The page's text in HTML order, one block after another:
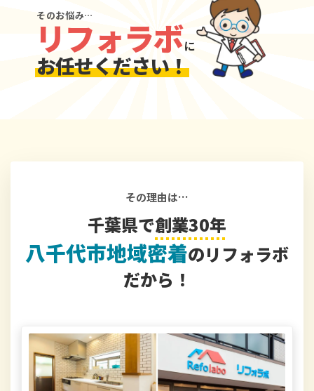
そのお悩み…
リフォラボに
お任せください！
その理由は…
千葉県で創業30年
八千代市地域密着のリフォラボ
だから！